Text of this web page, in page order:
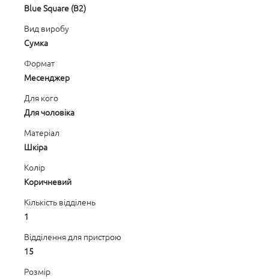
Blue Square (B2)
Вид виробу
Сумка
Формат
Месенджер
Для кого
Для чоловіка
Матеріал
Шкіра
Колір
Коричневий
Кількість відділень
1
Відділення для пристрою
15
Розмір